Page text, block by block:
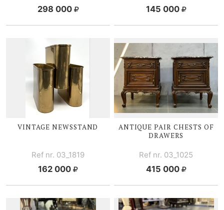
298 000 145 000
VINTAGE NEWSSTAND
Ref nr. 03_1819
162 000
ANTIQUE PAIR CHESTS OF
DRAWERS
Ref nr. 03_1025
415 000